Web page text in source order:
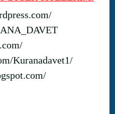
Kuranadavet1/